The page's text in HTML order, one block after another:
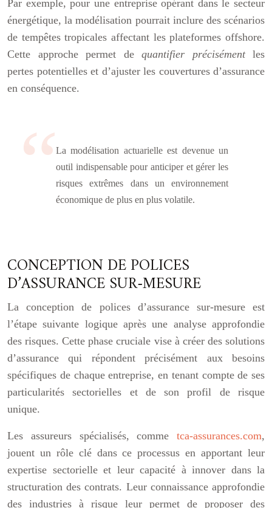
Par exemple, pour une entreprise opérant dans le secteur
énergétique, la modélisation pourrait inclure des scénarios
de tempêtes tropicales affectant les plateformes offshore.
Cette approche permet de quantifier précisément les
pertes potentielles et d’ajuster les couvertures d’assurance
en conséquence.
La modélisation actuarielle est devenue un
outil indispensable pour anticiper et gérer les
risques extrêmes dans un environnement
économique de plus en plus volatile.
CONCEPTION DE POLICES
D’ASSURANCE SUR-MESURE
La conception de polices d’assurance sur-mesure est
l’étape suivante logique après une analyse approfondie
des risques. Cette phase cruciale vise à créer des solutions
d’assurance qui répondent précisément aux besoins
spécifiques de chaque entreprise, en tenant compte de ses
particularités sectorielles et de son profil de risque
unique.
Les assureurs spécialisés, comme tca-assurances.com,
jouent un rôle clé dans ce processus en apportant leur
expertise sectorielle et leur capacité à innover dans la
structuration des contrats. Leur connaissance approfondie
des industries à risque leur permet de proposer des